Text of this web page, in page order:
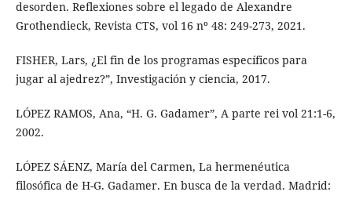
desorden. Reflexiones sobre el legado de Alexandre
Grothendieck, Revista CTS, vol 16 nº 48: 249-273, 2021.
FISHER, Lars, ¿El fin de los programas específicos para
jugar al ajedrez?”, Investigación y ciencia, 2017.
LÓPEZ RAMOS, Ana, “H. G. Gadamer”, A parte rei vol 21:1-6,
2002.
LÓPEZ SÁENZ, María del Carmen, La hermenéutica
filosófica de H-G. Gadamer. En busca de la verdad. Madrid: